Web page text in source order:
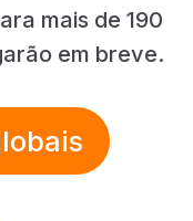
mais de 190
em breve.